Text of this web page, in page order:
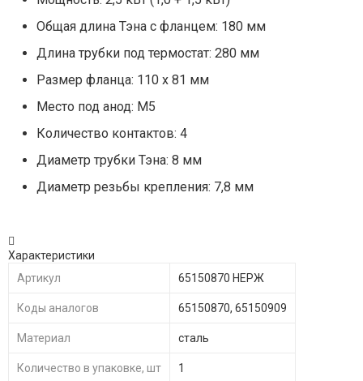
Общая длина Тэна с фланцем: 180 мм
Длина трубки под термостат: 280 мм
Размер фланца: 110 х 81 мм
Место под анод: М5
Количество контактов: 4
Диаметр трубки Тэна: 8 мм
Диаметр резьбы крепления: 7,8 мм
Характеристики
Артикул
65150870 НЕРЖ
Коды аналогов 65150870, 65150909
Материал сталь
Количество в упаковке, шт 1